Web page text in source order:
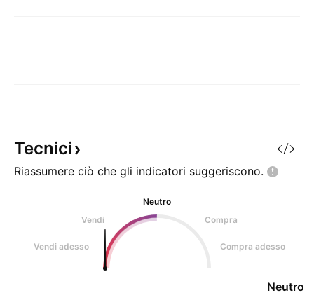
Tecnici
Riassumere ciò che gli indicatori suggeriscono.
Neutro
Vendi
Compra
Vendi adesso Compra adesso
Neutro